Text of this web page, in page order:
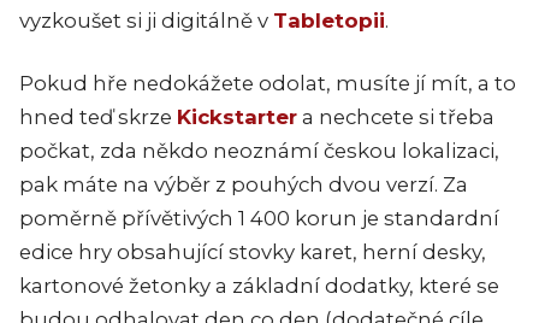
vyzkoušet si ji digitálně v Tabletopii.
Pokud hře nedokážete odolat, musíte jí mít, a to
hned teď skrze Kickstarter a nechcete si třeba
počkat, zda někdo neoznámí českou lokalizaci,
pak máte na výběr z pouhých dvou verzí. Za
poměrně přívětivých 1 400 korun je standardní
edice hry obsahující stovky karet, herní desky,
kartonové žetonky a základní dodatky, které se